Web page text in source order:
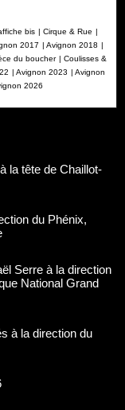
bis | Cirque & Rue |
2017 | Avignon 2018 |
du boucher | Coulisses &
| Avignon 2023 | Avignon
2026
du Phénix,
Serre à la direction
National Grand
à la direction du
les lauréats 2026 !